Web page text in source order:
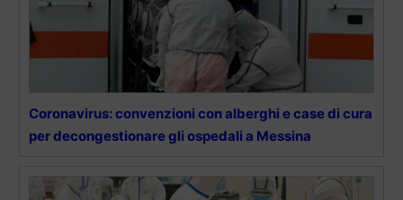
Coronavirus: convenzioni con alberghi e case di cura
per decongestionare gli ospedali a Messina